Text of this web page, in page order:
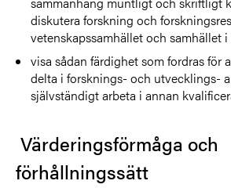
diskutera forskning och
vetenskapssamhället och samhället
visa sådan färdighet som fordras för
delta i forsknings- och utvecklings-
självständigt arbeta i annan
Värderingsförmåga och
förhållningssätt